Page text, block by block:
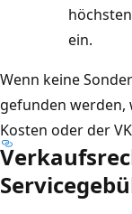
ein.
Wenn keine
gefunden
Kosten oder der